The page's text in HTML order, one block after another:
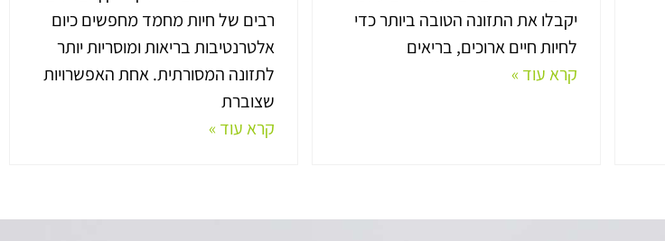
יקבלו את התזונה הטובה ביותר כדי
לחיות חיים ארוכים, בריאים
קרא עוד »
רבים של חיות מחמד מחפשים כיום
אלטרנטיבות בריאות ומוסריות יותר
לתזונה המסורתית. אחת האפשרויות
שצוברת
קרא עוד »